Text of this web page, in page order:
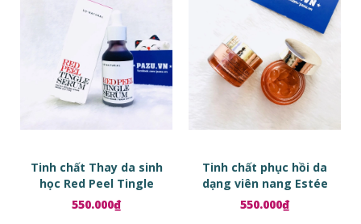
Tinh chất Thay da sinh
học Red Peel Tingle
Serum
550.000₫
Tinh chất phục hồi da
dạng viên nang Estée
Lauder Advanced Night
Repair Ampoules
550.000₫